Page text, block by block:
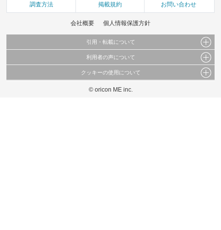
調査方法 掲載規約 お問い合わせ
会社概要 個人情報保護方針
引用・転載について
当サイトで公開されている情報（文字、写真、イラスト、画像データ等）及びこれらの配
これらの情報を権利者の許可なく無断転載・複製などの二次利用を行うことは固く禁じて
利用者の声について
当サイトに掲載している内容はすべてサービスの利用者が提出された見解・感想です。
弊社の見解・ 意見ではないことをご理解いただいた上でご覧ください。
クッキーの使用について
このサイトでは Cookie を使用して、ユーザーに合わせたコンテンツや広告の表示、ソー
© oricon ME inc.